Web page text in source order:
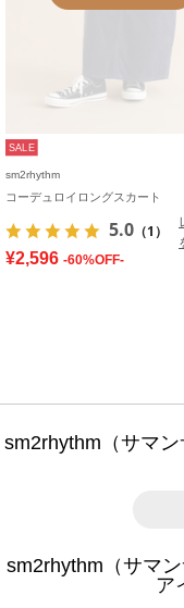
SALE
sm2rhythm
コーデュロイロングスカート
5.0 （1）
¥2,596 -60%OFF-
sm2rhythm（サマ
sm2rhythm（サマ
ア